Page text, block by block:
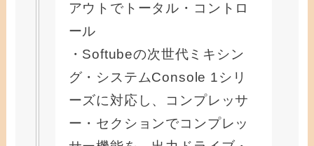
アウトでトータル・コントロ
ール
・Softubeの次世代ミキシン
グ・システムConsole 1シリ
ーズに対応し、コンプレッサ
ー・セクションでコンプレッ